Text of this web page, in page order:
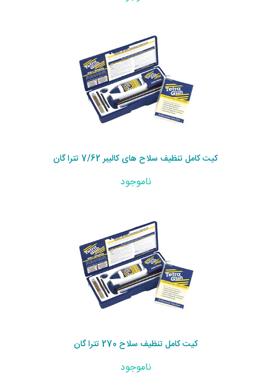
کیت کامل تنظیف سلاح های کالیبر 7/62 تترا گان
ناموجود
کیت کامل تنظیف سلاح 270 تترا گان
ناموجود